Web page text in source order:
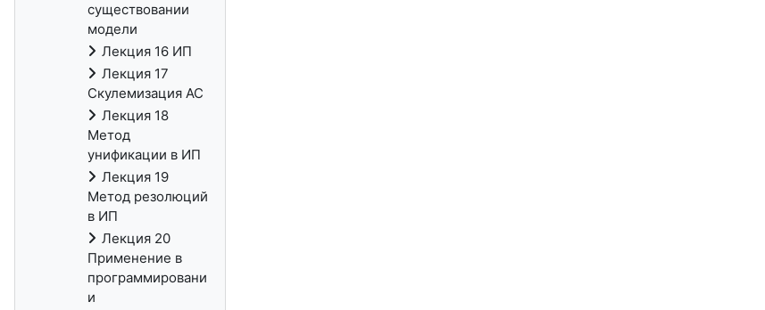
существовании
модели
Лекция 16 ИП
Лекция 17
Скулемизация АС
Лекция 18
Метод
унификации в ИП
Лекция 19
Метод резолюций
в ИП
Лекция 20
Применение в
программировани
и